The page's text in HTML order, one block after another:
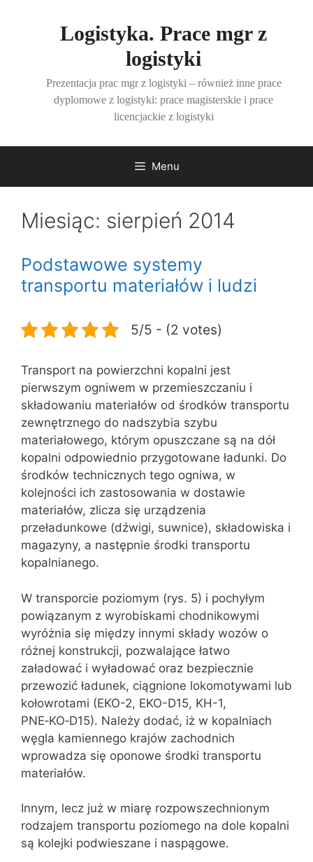
Logistyka. Prace mgr z
logistyki
Prezentacja prac mgr z logistyki – również inne prace
dyplomowe z logistyki: prace magisterskie i prace
licencjackie z logistyki
Menu
Miesiąc: sierpień 2014
Podstawowe systemy
transportu materiałów i ludzi
5/5 - (2 votes)
Transport na powierzchni kopalni jest
pierwszym ogniwem w przemieszczaniu i
składowaniu materiałów od środków transportu
zewnętrznego do nadszybia szybu
materiałowego, którym opuszczane są na dół
kopalni odpowiednio przygotowane ładunki. Do
środków technicznych tego ogniwa, w
kolejności ich zastosowania w dostawie
materiałów, zlicza się urządzenia
przeładunkowe (dźwigi, suwnice), składowiska i
magazyny, a następnie środki transportu
kopalnianego.
W transporcie poziomym (rys. 5) i pochyłym
powiązanym z wyrobiskami chodnikowymi
wyróżnia się między innymi składy wozów o
różnej konstrukcji, pozwalające łatwo
załadować i wyładować oraz bezpiecznie
przewozić ładunek, ciągnione lokomotywami lub
kołowrotami (EKO-2, EKO-D15, KH-1,
PNE‑KO‑D15). Należy dodać, iż w kopalniach
węgla kamiennego krajów zachodnich
wprowadza się oponowe środki transportu
materiałów.
Innym, lecz już w miarę rozpowszechnionym
rodzajem transportu poziomego na dole kopalni
są kolejki podwieszane i naspągowe.